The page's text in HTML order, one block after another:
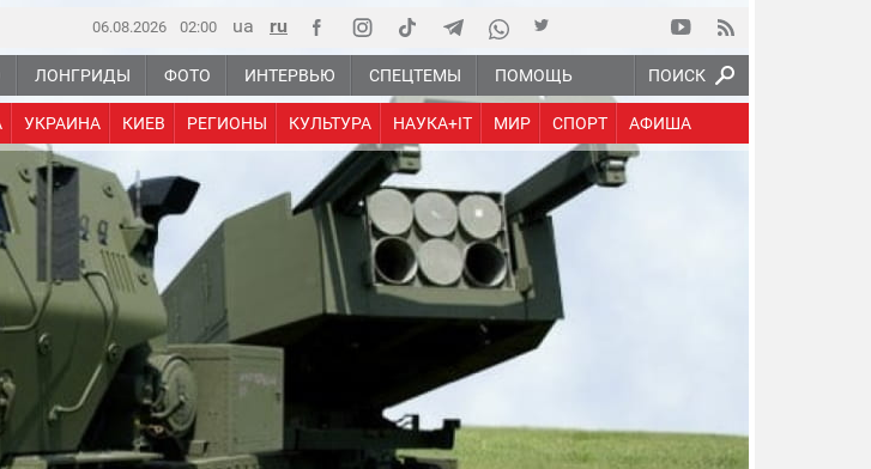
ПОИСК
06.08.2026 02:00
ЛОНГРИДЫ ФОТО ИНТЕРВЬЮ СПЕЦТЕМЫ ПОМОЩЬ
УКРАИНА КИЕВ РЕГИОНЫ КУЛЬТУРА НАУКА+IT МИР СПОРТ АФИША